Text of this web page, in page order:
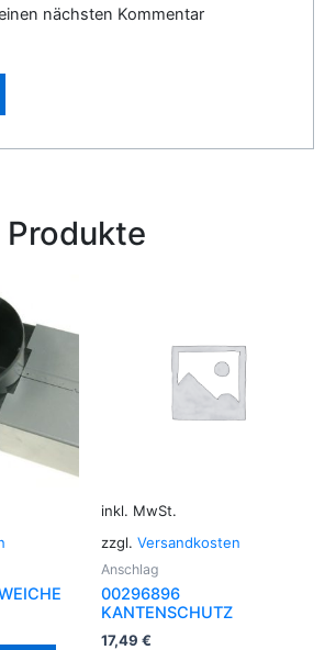
nächsten Kommentar
inkl. MwSt.
zzgl. Versandkosten
Anschlag
00296896
KANTENSCHUTZ
17,49 €